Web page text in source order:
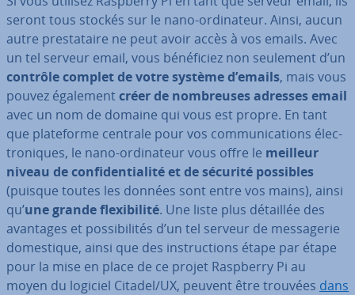
seront tous stockés sur le nano-or­di­na­teur. Ainsi, aucun
autre pres­ta­taire ne peut avoir accès à vos emails. Avec
un tel serveur email, vous bé­né­fi­ciez non seulement d’un
contrôle complet de votre système d’emails, mais vous
pouvez égalementcréer de nom­breuses adresses email
avec un nom de domaine qui vous est propre. En tant
que pla­te­forme centrale pour vos com­mu­ni­ca­tions élec­
tro­niques, le nano-or­di­na­teur vous offre le meilleur
niveau de con­fi­den­tia­lité et de sécurité possibles
(puisque toutes les données sont entre vos mains), ainsi
qu’unegrande flexi­bi­lité. Une liste plus détaillée des
avantages et pos­si­bi­li­tés d’un tel serveur de mes­sa­ge­rie
do­mes­tique, ainsi que des ins­truc­tions étape par étape
pour la mise en place de ce projet Raspberry Pi au
moyen du logiciel Citadel/UX, peuvent être trouvées dans